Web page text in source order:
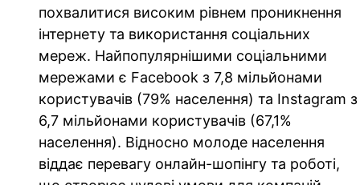
похвалитися високим рівнем проникнення
інтернету та використання соціальних
мереж. Найпопулярнішими соціальними
мережами є Facebook з 7,8 мільйонами
користувачів (79% населення) та Instagram з
6,7 мільйонами користувачів (67,1%
населення). Відносно молоде населення
віддає перевагу онлайн-шопінгу та роботі,